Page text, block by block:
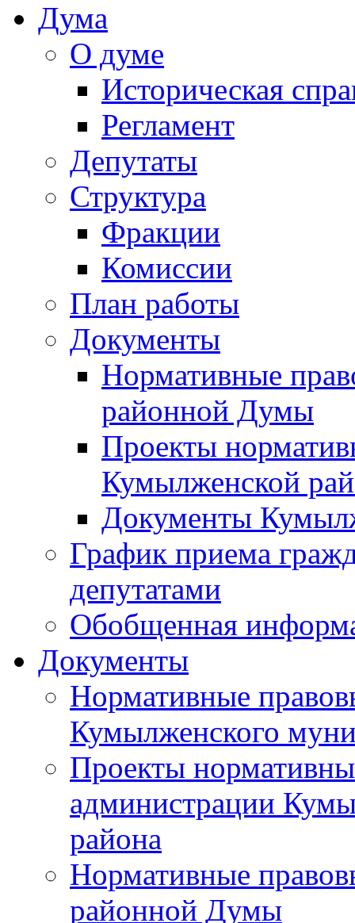
Дума
О думе
Историческая
Регламент
Депутаты
Структура
Фракции
Комиссии
План работы
Документы
Нормативные
районной Думы
Проекты
Кумылженской
Документы
График приема
депутатами
Обобщенная
Документы
Нормативные
Кумылженского
Проекты
администрации
района
Нормативные
районной Думы